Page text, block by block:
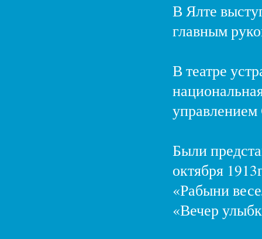
В Ялте
главным
В театре
управлением
Были
октября
«Рабыни
«Вечер